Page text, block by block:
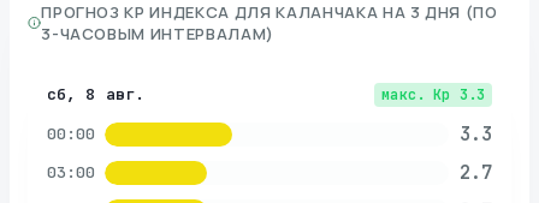
ПРОГНОЗ KP ИНДЕКСА ДЛЯ КАЛАНЧАКА НА 3 ДНЯ (ПО
3-ЧАСОВЫМ ИНТЕРВАЛАМ)
сб, 8 авг. макс. Kp 3.3
00:00 3.3
03:00 2.7